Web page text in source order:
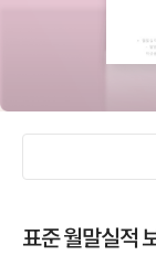
표준 월말실적